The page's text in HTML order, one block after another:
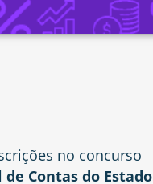
no concurso
Contas do Estado